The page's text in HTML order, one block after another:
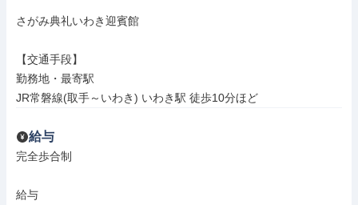
さがみ典礼いわき迎賓館
【交通手段】
勤務地・最寄駅
JR常磐線(取手～いわき) いわき駅 徒歩10分ほど
給与
完全歩合制
給与